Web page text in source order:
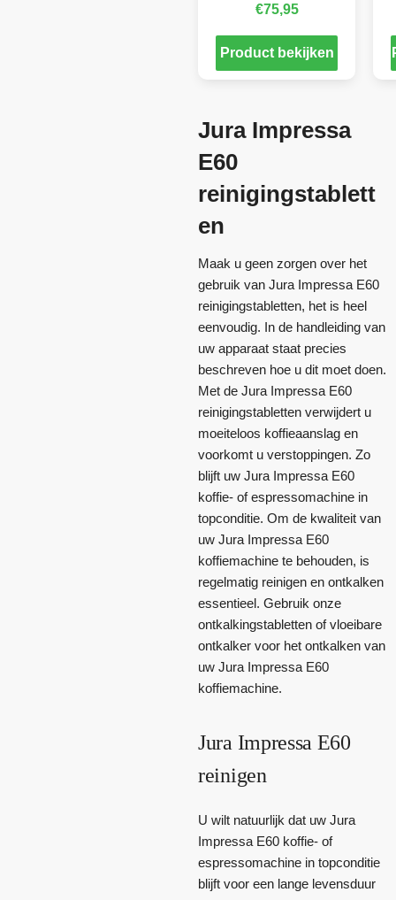
€75,95
Product bekijken
Jura Impressa
E60
reinigingstablett
en
Maak u geen zorgen over het
gebruik van Jura Impressa E60
reinigingstabletten, het is heel
eenvoudig. In de handleiding van
uw apparaat staat precies
beschreven hoe u dit moet doen.
Met de Jura Impressa E60
reinigingstabletten verwijdert u
moeiteloos koffieaanslag en
voorkomt u verstoppingen. Zo
blijft uw Jura Impressa E60
koffie- of espressomachine in
topconditie. Om de kwaliteit van
uw Jura Impressa E60
koffiemachine te behouden, is
regelmatig reinigen en ontkalken
essentieel. Gebruik onze
ontkalkingstabletten of vloeibare
ontkalker voor het ontkalken van
uw Jura Impressa E60
koffiemachine.
Jura Impressa E60
reinigen
U wilt natuurlijk dat uw Jura
Impressa E60 koffie- of
espressomachine in topconditie
blijft voor een lange levensduur